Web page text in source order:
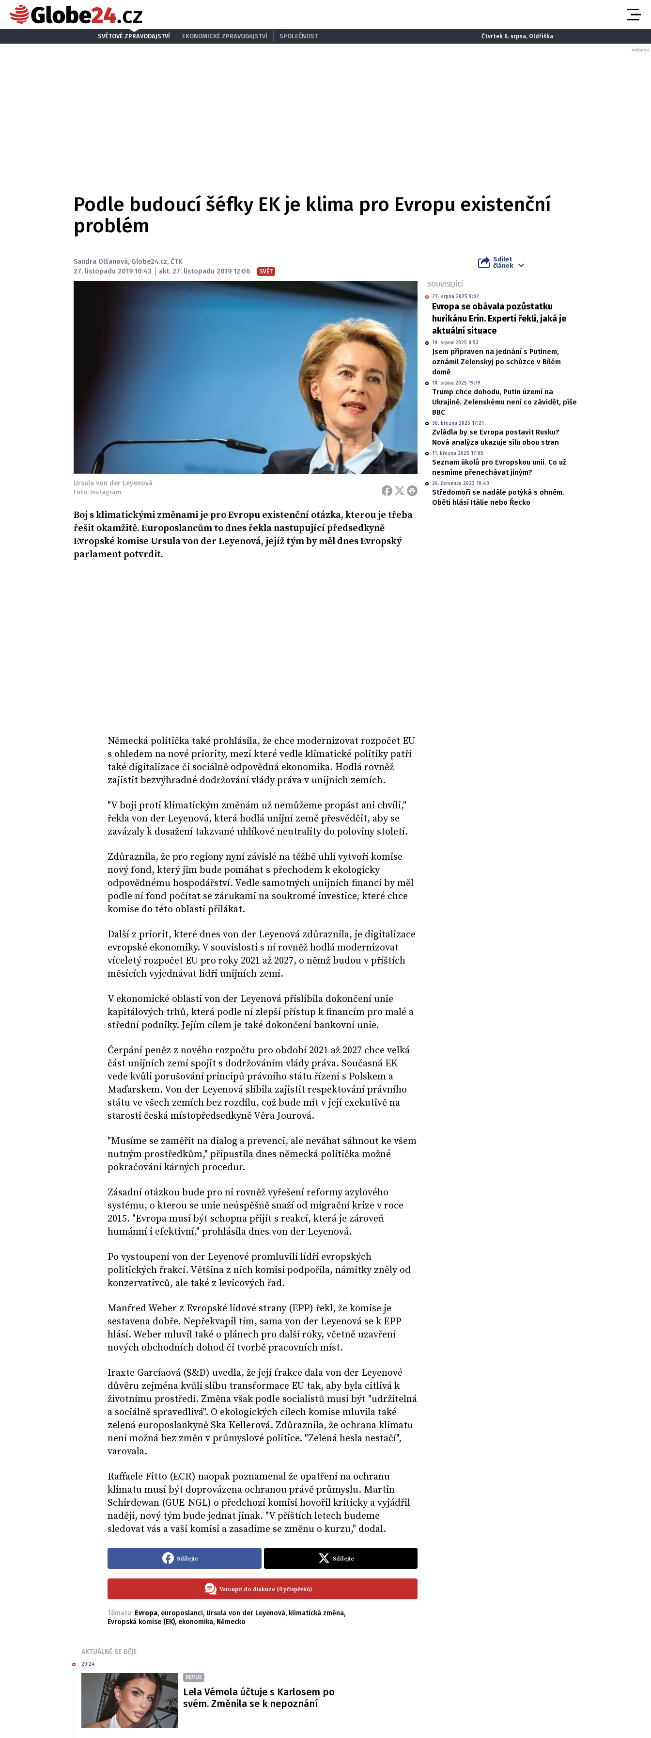
SVĚTOVÉ ZPRAVODAJSTVÍ EKONOMICKÉ ZPRAVODAJSTVÍ SPOLEČNOST Čtvrtek 6. srpna, Oldřiška
Podle budoucí šéfky EK je klima pro Evropu existenční
problém
Sandra Olšanová, Globe24.cz, ČTK
27. listopadu 2019 10:43
akt. 27. listopadu 2019 12:06 SVĚT
Sdílet
článek
Ursula von der Leyenová
Foto: Instagram
Boj s klimatickými změnami je pro Evropu existenční otázka, kterou je třeba
řešit okamžitě. Europoslancům to dnes řekla nastupující předsedkyně
Evropské komise Ursula von der Leyenová, jejíž tým by měl dnes Evropský
parlament potvrdit.
Německá politička také prohlásila, že chce modernizovat rozpočet EU
s ohledem na nové priority, mezi které vedle klimatické politiky patří
také digitalizace či sociálně odpovědná ekonomika. Hodlá rovněž
zajistit bezvýhradné dodržování vlády práva v unijních zemích.
"V boji proti klimatickým změnám už nemůžeme propást ani chvíli,"
řekla von der Leyenová, která hodlá unijní země přesvědčit, aby se
zavázaly k dosažení takzvané uhlíkové neutrality do poloviny století.
Zdůraznila, že pro regiony nyní závislé na těžbě uhlí vytvoří komise
nový fond, který jim bude pomáhat s přechodem k ekologicky
odpovědnému hospodářství. Vedle samotných unijních financí by měl
podle ní fond počítat se zárukami na soukromé investice, které chce
komise do této oblasti přilákat.
Další z priorit, které dnes von der Leyenová zdůraznila, je digitalizace
evropské ekonomiky. V souvislosti s ní rovněž hodlá modernizovat
víceletý rozpočet EU pro roky 2021 až 2027, o němž budou v příštích
měsících vyjednávat lídři unijních zemí.
V ekonomické oblasti von der Leyenová přislíbila dokončení unie
kapitálových trhů, která podle ní zlepší přístup k financím pro malé a
střední podniky. Jejím cílem je také dokončení bankovní unie.
Čerpání peněz z nového rozpočtu pro období 2021 až 2027 chce velká
část unijních zemí spojit s dodržováním vlády práva. Současná EK
vede kvůli porušování principů právního státu řízení s Polskem a
Maďarskem. Von der Leyenová slíbila zajistit respektování právního
státu ve všech zemích bez rozdílu, což bude mít v její exekutivě na
starosti česká místopředsedkyně Věra Jourová.
"Musíme se zaměřit na dialog a prevenci, ale neváhat sáhnout ke všem
nutným prostředkům," připustila dnes německá politička možné
pokračování kárných procedur.
Zásadní otázkou bude pro ni rovněž vyřešení reformy azylového
systému, o kterou se unie neúspěšně snaží od migrační krize v roce
2015. "Evropa musí být schopna přijít s reakcí, která je zároveň
humánní i efektivní," prohlásila dnes von der Leyenová.
Po vystoupení von der Leyenové promluvili lídři evropských
politických frakcí. Většina z nich komisi podpořila, námitky zněly od
konzervativců, ale také z levicových řad.
Manfred Weber z Evropské lidové strany (EPP) řekl, že komise je
sestavena dobře. Nepřekvapil tím, sama von der Leyenová se k EPP
hlásí. Weber mluvil také o plánech pro další roky, včetně uzavření
nových obchodních dohod či tvorbě pracovních míst.
Iraxte Garcíaová (S&D) uvedla, že její frakce dala von der Leyenové
důvěru zejména kvůli slibu transformace EU tak, aby byla citlivá k
životnímu prostředí. Změna však podle socialistů musí být "udržitelná
a sociálně spravedlivá". O ekologických cílech komise mluvila také
zelená europoslankyně Ska Kellerová. Zdůraznila, že ochrana klimatu
není možná bez změn v průmyslové politice. "Zelená hesla nestačí",
varovala.
Raffaele Fitto (ECR) naopak poznamenal že opatření na ochranu
klimatu musí být doprovázena ochranou právě průmyslu. Martin
Schirdewan (GUE-NGL) o předchozí komisi hovořil kriticky a vyjádřil
naději, nový tým bude jednat jinak. "V příštích letech budeme
sledovat vás a vaši komisi a zasadíme se změnu o kurzu," dodal.
Sdílejte Sdílejte
Vstoupit do diskuze (0 příspěvků)
Témata: Evropa, europoslanci, Ursula von der Leyenová, klimatická změna,
Evropská komise (EK), ekonomika, Německo
SOUVISEJÍCÍ
27. srpna 2025 9:02
Evropa se obávala pozůstatku
hurikánu Erin. Experti řekli, jaká je
aktuální situace
19. srpna 2025 8:53
Jsem připraven na jednání s Putinem,
oznámil Zelenskyj po schůzce v Bílém
domě
18. srpna 2025 19:19
Trump chce dohodu, Putin území na
Ukrajině. Zelenskému není co závidět, píše
BBC
30. března 2025 17:21
Zvládla by se Evropa postavit Rusku?
Nová analýza ukazuje sílu obou stran
11. března 2025 17:05
Seznam úkolů pro Evropskou unii. Co už
nesmíme přenechávat jiným?
26. července 2023 10:43
Středomoří se nadále potýká s ohněm.
Oběti hlásí Itálie nebo Řecko
AKTUÁLNĚ SE DĚJE
20:24
REVUE
Lela Vémola účtuje s Karlosem po
svém. Změnila se k nepoznání